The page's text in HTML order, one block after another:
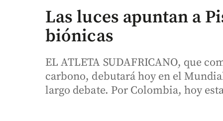
Las luces apuntan a
biónicas
EL ATLETA SUDAFRICANO, que
carbono, debutará hoy en el
largo debate. Por Colombia, hoy